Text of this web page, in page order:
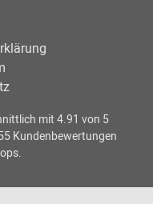
mit4.91 von 5
Kundenbewertungen